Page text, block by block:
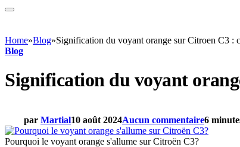
Home»Blog»Signification du voyant orange sur Citroen C3 :
Blog
Signification du voyant
par Martial10 août 2024Aucun commentaire6
Pourquoi le voyant orange s'allume sur Citroën C3?